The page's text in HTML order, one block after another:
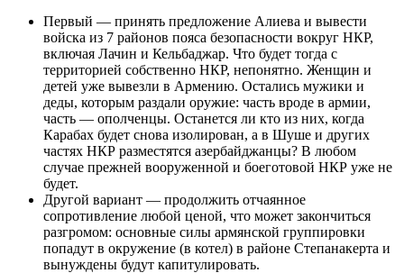
Первый — принять предложение Алиева и вывести
войска из 7 районов пояса безопасности вокруг НКР,
включая Лачин и Кельбаджар. Что будет тогда с
территорией собственно НКР, непонятно. Женщин и
детей уже вывезли в Армению. Остались мужики и
деды, которым раздали оружие: часть вроде в армии,
часть — ополченцы. Останется ли кто из них, когда
Карабах будет снова изолирован, а в Шуше и других
частях НКР разместятся азербайджанцы? В любом
случае прежней вооруженной и боеготовой НКР уже не
будет.
Другой вариант — продолжить отчаянное
сопротивление любой ценой, что может закончиться
разгромом: основные силы армянской группировки
попадут в окружение (в котел) в районе Степанакерта и
вынуждены будут капитулировать.